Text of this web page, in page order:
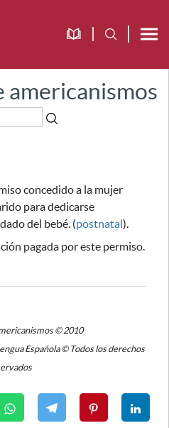
americanismos
concedido a la mujer
para dedicarse
del bebé. (postnatal).
pagada por este permiso.
© 2010
Española © Todos los derechos